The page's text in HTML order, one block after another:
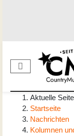
Aktuelle
Startseite
Nachrichten
Kolumnen